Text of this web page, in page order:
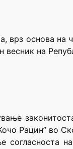
врз основа
на
Рацин” во